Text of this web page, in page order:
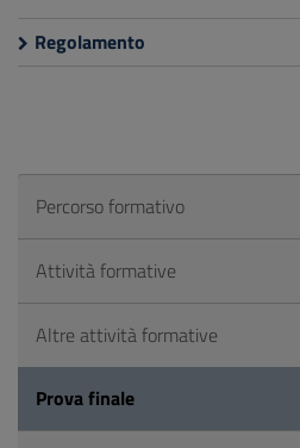
Regolamento
Percorso formativo
Attività formative
Altre attività formative
Prova finale